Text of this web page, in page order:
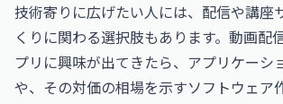
技術寄りに広げたい人には、配信や講座
くりに関わる選択肢もあります。動画配
プリに興味が出てきたら、 アプリケーシ
や、その対価の相場を示すソフトウェア